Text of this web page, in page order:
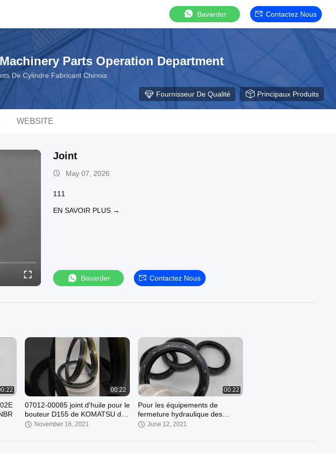
Bavarder Contactez Nous
Parts Operation Department
De Cylindre Fabricant Chinois
Fournisseur De Qualité Principaux Produits
WEBSITE
Joint
May 07, 2026
111
EN SAVOIR PLUS →
Bavarder Contactez Nous
00:22
07012-00085 joint d'huile pour le
bouteur D155 de KOMATSU de
joint anti-poussière
November 16, 2021
00:22
Pour les équipements de
fermeture hydraulique des
excavatrices, voir AP7615E TCZ
June 12, 2021